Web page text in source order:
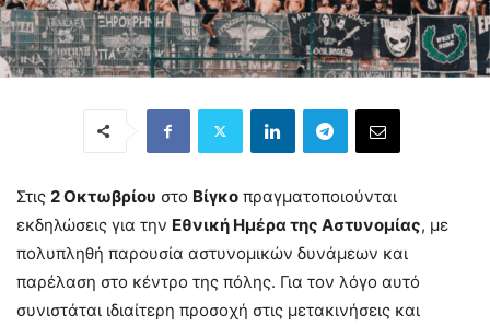
Στις 2 Οκτωβρίου στο Βίγκο πραγματοποιούνται
εκδηλώσεις για την Εθνική Ημέρα της Αστυνομίας, με
πολυπληθή παρουσία αστυνομικών δυνάμεων και
παρέλαση στο κέντρο της πόλης. Για τον λόγο αυτό
συνιστάται ιδιαίτερη προσοχή στις μετακινήσεις και